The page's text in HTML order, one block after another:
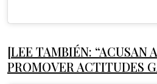
[LEE TAMBIÉN: “ACUSAN
PROMOVER ACTITUDES